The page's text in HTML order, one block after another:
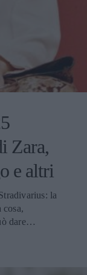
Zara,
e altri
la
cosa,
dare